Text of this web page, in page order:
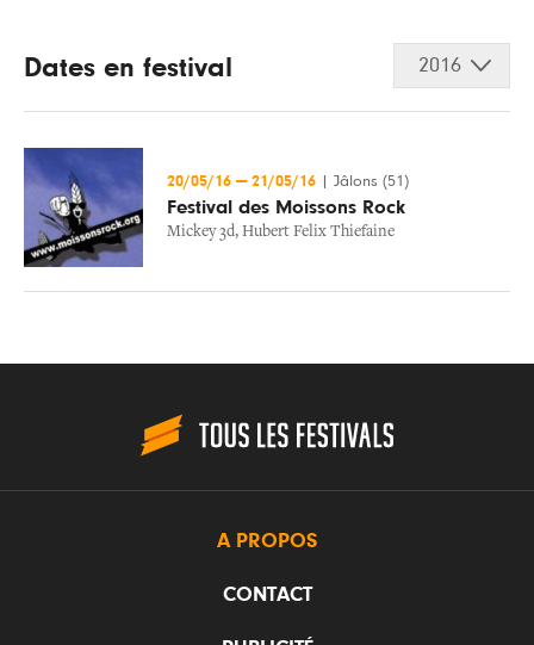
Dates en festival 2016
20/05/16 — 21/05/16 Jâlons (51)
Festival des Moissons Rock
Mickey 3d, Hubert Felix Thiefaine
A PROPOS
CONTACT